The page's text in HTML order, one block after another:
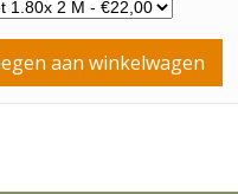
aan winkelwagen